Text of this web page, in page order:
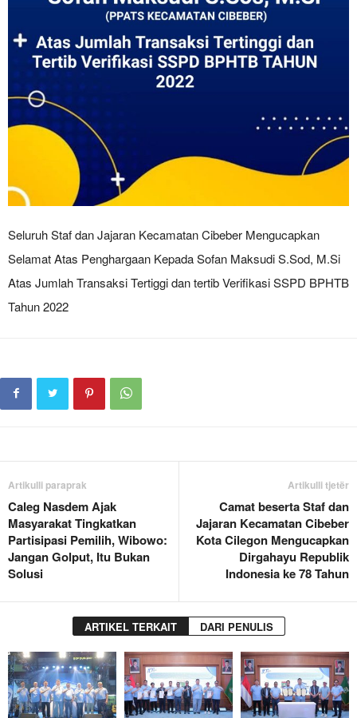
Seluruh Staf dan Jajaran Kecamatan Cibeber Mengucapkan
Selamat Atas Penghargaan Kepada Sofan Maksudi S.Sod, M.Si
Atas Jumlah Transaksi Tertiggi dan tertib Verifikasi SSPD BPHTB
Tahun 2022
Artikulli paraprak
Caleg Nasdem Ajak
Masyarakat Tingkatkan
Partisipasi Pemilih, Wibowo:
Jangan Golput, Itu Bukan
Solusi
Artikulli tjetër
Camat beserta Staf dan
Jajaran Kecamatan Cibeber
Kota Cilegon Mengucapkan
Dirgahayu Republik
Indonesia ke 78 Tahun
ARTIKEL TERKAIT DARI PENULIS